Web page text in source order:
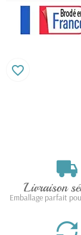
favorite_border
Livraison
Emballage parfait